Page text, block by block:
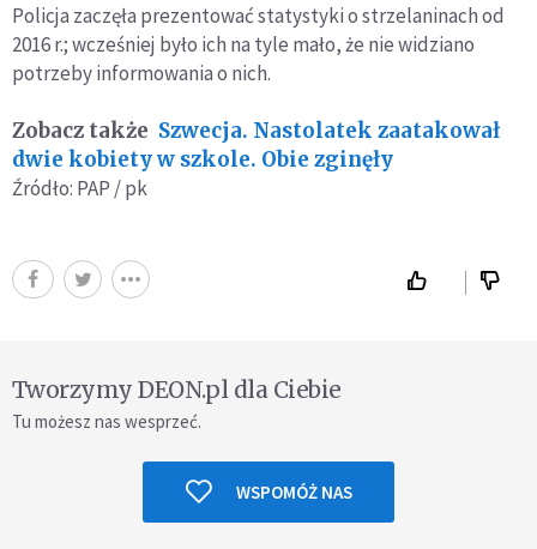
Policja zaczęła prezentować statystyki o strzelaninach od
2016 r.; wcześniej było ich na tyle mało, że nie widziano
potrzeby informowania o nich.
Zobacz także Szwecja. Nastolatek zaatakował
dwie kobiety w szkole. Obie zginęły
Źródło: PAP / pk
Tworzymy DEON.pl dla Ciebie
Tu możesz nas wesprzeć.
WSPOMÓŻ NAS